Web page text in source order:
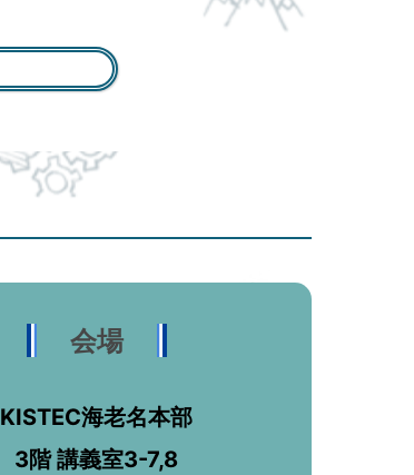
会場
KISTEC海老名本部
3階 講義室3-7,8